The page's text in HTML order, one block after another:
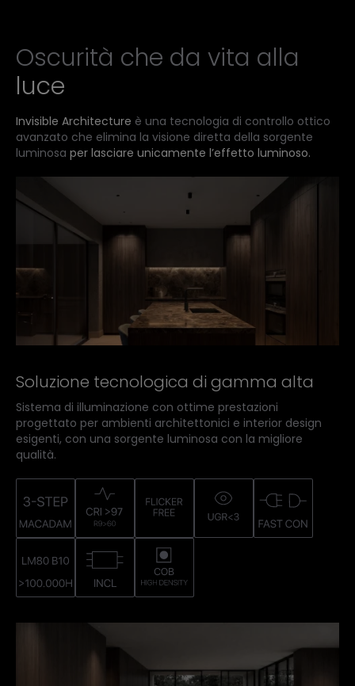
Oscurità che da vita alla
luce
Invisible Architecture è una tecnologia di controllo ottico
avanzato che elimina la visione diretta della sorgente
luminosa per lasciare unicamente l’effetto luminoso.
Soluzione tecnologica di gamma alta
Sistema di illuminazione con ottime prestazioni
progettato per ambienti architettonici e interior design
esigenti, con una sorgente luminosa con la migliore
qualità.